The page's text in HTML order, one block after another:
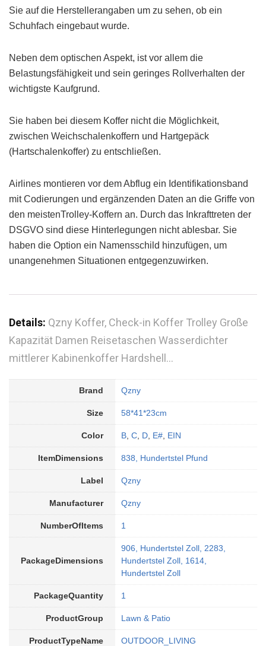
Sie auf die Herstellerangaben um zu sehen, ob ein
Schuhfach eingebaut wurde.
Neben dem optischen Aspekt, ist vor allem die
Belastungsfähigkeit und sein geringes Rollverhalten der
wichtigste Kaufgrund.
Sie haben bei diesem Koffer nicht die Möglichkeit,
zwischen Weichschalenkoffern und Hartgepäck
(Hartschalenkoffer) zu entschließen.
Airlines montieren vor dem Abflug ein Identifikationsband
mit Codierungen und ergänzenden Daten an die Griffe von
den meistenTrolley-Koffern an. Durch das Inkrafttreten der
DSGVO sind diese Hinterlegungen nicht ablesbar. Sie
haben die Option ein Namensschild hinzufügen, um
unangenehmen Situationen entgegenzuwirken.
Details: Qzny Koffer, Check-in Koffer Trolley Große
Kapazität Damen Reisetaschen Wasserdichter
mittlerer Kabinenkoffer Hardshell…
Brand Qzny
Size 58*41*23cm
Color B C D E# EIN
ItemDimensions 838, Hundertstel Pfund
Label Qzny
Manufacturer Qzny
NumberOfItems 1
PackageDimensions
906, Hundertstel Zoll, 2283,
Hundertstel Zoll, 1614,
Hundertstel Zoll
PackageQuantity 1
ProductGroup Lawn & Patio
ProductTypeName OUTDOOR_LIVING